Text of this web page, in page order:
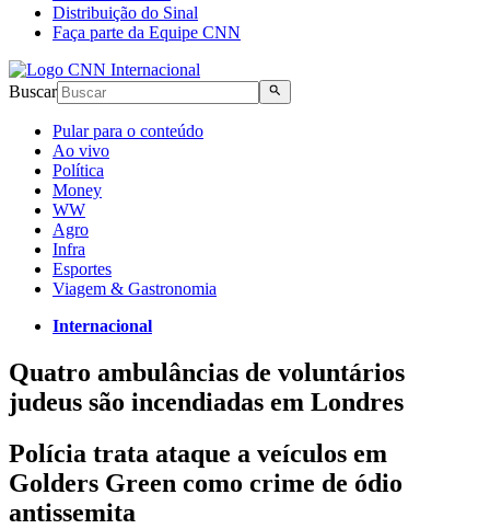
Distribuição do Sinal
Faça parte da Equipe CNN
Buscar
Pular para o conteúdo
Ao vivo
Política
Money
WW
Agro
Infra
Esportes
Viagem & Gastronomia
Internacional
Quatro ambulâncias de voluntários
judeus são incendiadas em Londres
Polícia trata ataque a veículos em
Golders Green como crime de ódio
antissemita